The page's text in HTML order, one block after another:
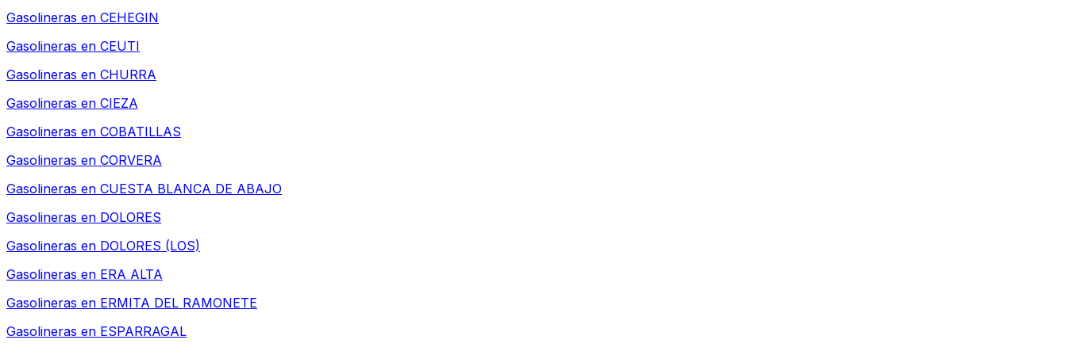
Gasolineras en CEHEGIN
Gasolineras en CEUTI
Gasolineras en CHURRA
Gasolineras en CIEZA
Gasolineras en COBATILLAS
Gasolineras en CORVERA
Gasolineras en CUESTA BLANCA DE ABAJO
Gasolineras en DOLORES
Gasolineras en DOLORES (LOS)
Gasolineras en ERA ALTA
Gasolineras en ERMITA DEL RAMONETE
Gasolineras en ESPARRAGAL